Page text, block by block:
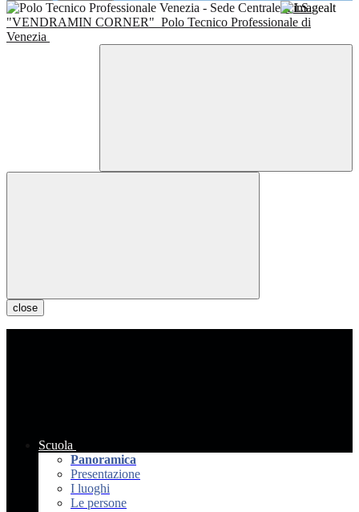
I.I.S.
"VENDRAMIN CORNER" Polo Tecnico Professionale di
Venezia
close
Scuola
Panoramica
Presentazione
I luoghi
Le persone